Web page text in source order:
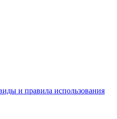
и правила использования